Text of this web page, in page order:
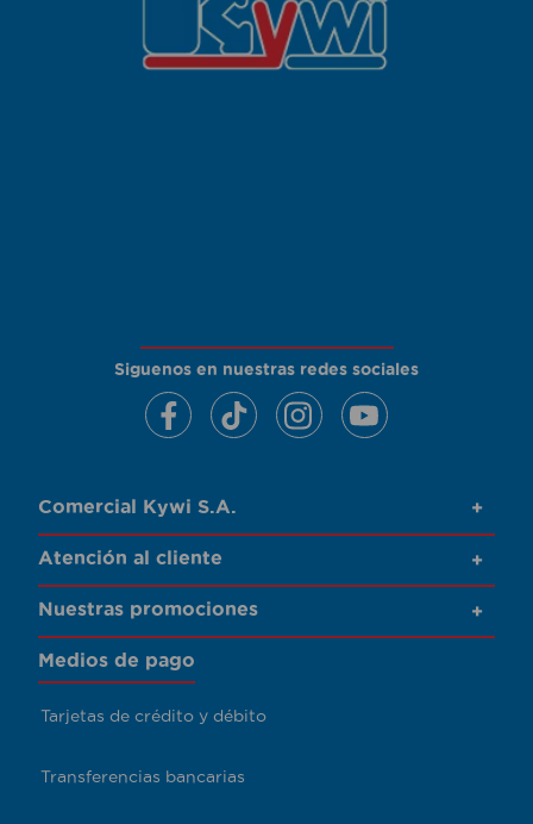
Siguenos en nuestras redes sociales
Comercial Kywi S.A. +
Atención al cliente +
Nuestras promociones +
Medios de pago
Tarjetas de crédito y débito
Transferencias bancarias